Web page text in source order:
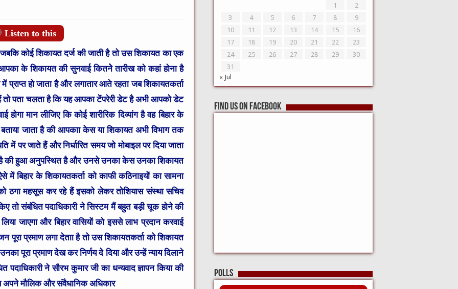
Listen to this
कोई शिकायत दर्ज की जाती है तो उस शिकायत का एक
के शिकायत की सुनवाई कितनेेे तारीख को कहां होना है
हो जाता है और लगातार आते रहता जब शिकायतकर्ता
हैं तो पता चलता है कि यह आपका टेंपरेरी डेट है अभी आपको डेट
मान लीजिए कि कोई शारीरिक दिव्यांग है वह बिहार के
जाता है की आपकाा केस या शिकायत अभी विभाग तक
पर जाते हैं और निर्धारित समय जो मोबाइल पर दिया जाता
है की हुआ अनुपस्थित है और उनसे उनका केस उनका शिकायत
बिहार के शिकायतकर्ता को काफी कठिनाइयों का सामना
ठगा महसूस कर रहे हैं इसको लेकर तोशियास संस्था सचिव
तो संबंधित पदाधिकारी ने सिस्टम मैं बहुत बड़ी चूक होने की
जाएगा और बिहार वासियों को इससे लाभ प्रदान करवाई
पूरा प्रमाण लगा देताा है तो उस शिकायतकर्ता को शिकायत
पूरा प्रमाण देख कर निर्णय देे दिया और उन्हें न्याय दिलाने
ने सौरभ कुमार जी का धन्यवाद ज्ञापन किया की
अपने मौलिक और संवैधानिक अधिकार
1
2
3
4 5 6 7 8
9
10
11 12 13 14 15
16
17
18 19 20 21 22
23
24
25 26 27 28 29
30
31
« Jul
Find us on Facebook
Polls